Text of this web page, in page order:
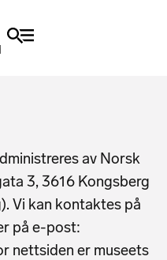
av Norsk
3, 3616 Kongsberg
Vi kan kontaktes på
på e-post:
nettsiden er museets